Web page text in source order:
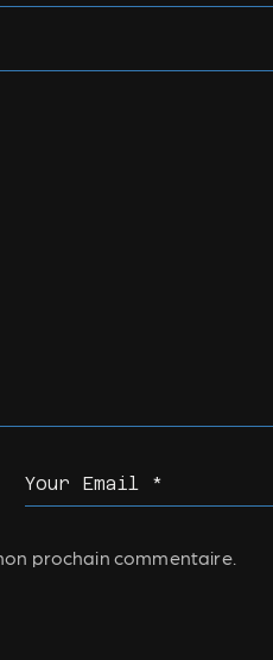
prochain commentaire.